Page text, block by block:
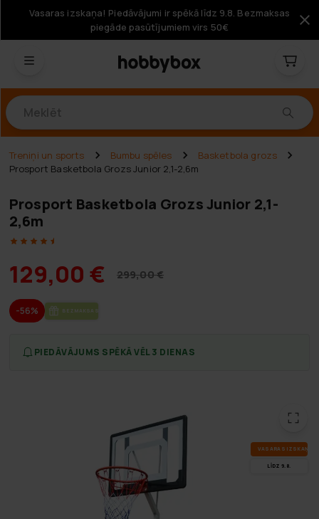
Vasaras izskaņa! Piedāvājumi ir spēkā līdz 9.8. Bezmaksas
piegāde pasūtījumiem virs 50€
Treniņi un sports Bumbu spēles
Basketbola grozs
Prosport Basketbola Grozs Junior 2,1-2,6m
Prosport Basketbola Grozs Junior 2,1-
2,6m
129,00 € 299,00 €
-56% BEZ­MAK­SAS PIE­GĀ­DE
PIEDĀVĀJUMS SPĒKĀ VĒL 3 DIENAS
VA­SA­RAS IZ­SKA­ŅA
LĪDZ 9.8.